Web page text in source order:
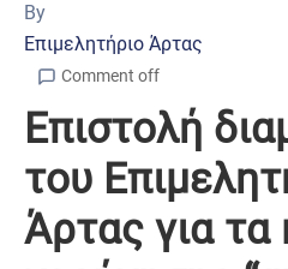
By
Επιμελητήριο Άρτας
Comment off
Επιστολή
του
Άρτας για τα